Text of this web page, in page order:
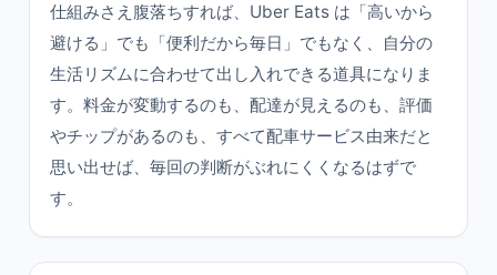
仕組みさえ腹落ちすれば、Uber Eats は「高いから
避ける」でも「便利だから毎日」でもなく、自分の
生活リズムに合わせて出し入れできる道具になりま
す。料金が変動するのも、配達が見えるのも、評価
やチップがあるのも、すべて配車サービス由来だと
思い出せば、毎回の判断がぶれにくくなるはずで
す。